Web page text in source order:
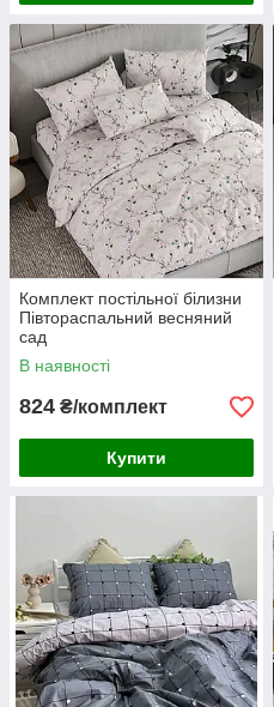
Комплект постільної білизни
Півтораспальний весняний
сад
В наявності
824 ₴/комплект
Купити